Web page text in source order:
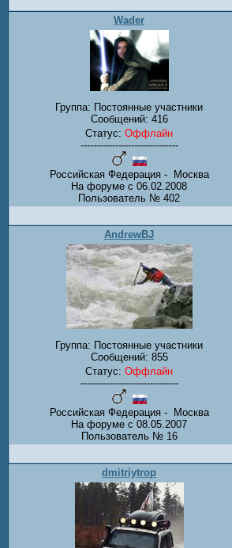
Wader
Группа: Постоянные участники
Сообщений: 416
Статус: Оффлайн
-------------------------------
Российская Федерация - Москва
На форуме с 06.02.2008
Пользователь № 402
AndrewBJ
Группа: Постоянные участники
Сообщений: 855
Статус: Оффлайн
-------------------------------
Российская Федерация - Москва
На форуме с 08.05.2007
Пользователь № 16
dmitriytrop